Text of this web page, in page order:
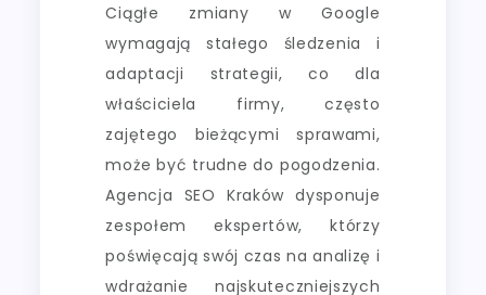
Ciągłe zmiany w Google
wymagają stałego śledzenia i
adaptacji strategii, co dla
właściciela firmy, często
zajętego bieżącymi sprawami,
może być trudne do pogodzenia.
Agencja SEO Kraków dysponuje
zespołem ekspertów, którzy
poświęcają swój czas na analizę i
wdrażanie najskuteczniejszych